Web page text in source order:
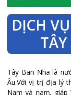
DỊCH
Tây Ban Nha là
Âu.Với vị trị địa lý
Nam và nam, giáp